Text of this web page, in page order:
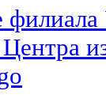
Центра